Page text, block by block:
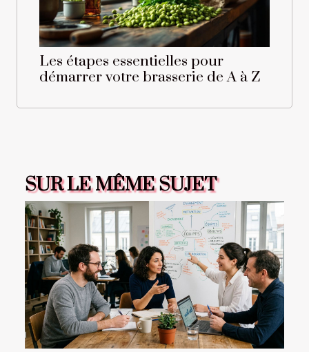
Les étapes essentielles pour
démarrer votre brasserie de A à Z
SUR LE MÊME SUJET